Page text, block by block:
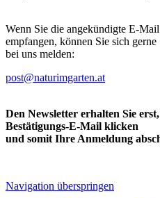
Wenn Sie die angekündigte E-
empfangen, können Sie sich gerne
bei uns melden:
post@naturimgarten.at
Den Newsletter erhalten Sie
Bestätigungs-E-Mail klicken
und somit Ihre Anmeldung
Navigation überspringen